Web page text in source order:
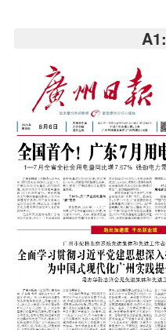
A1: